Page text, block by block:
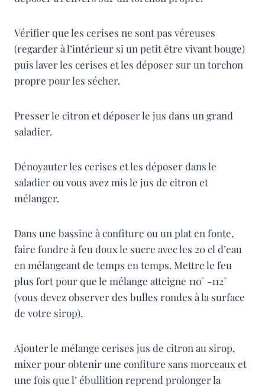
Vérifier que les cerises ne sont pas véreuses
(regarder à l’intérieur si un petit être vivant bouge)
puis laver les cerises et les déposer sur un torchon
propre pour les sécher.
Presser le citron et déposer le jus dans un grand
saladier.
Dénoyauter les cerises et les déposer dans le
saladier ou vous avez mis le jus de citron et
mélanger.
Dans une bassine à confiture ou un plat en fonte,
faire fondre à feu doux le sucre avec les 20 cl d’eau
en mélangeant de temps en temps. Mettre le feu
plus fort pour que le mélange atteigne 110° -112°
(vous devez observer des bulles rondes à la surface
de votre sirop).
Ajouter le mélange cerises jus de citron au sirop,
mixer pour obtenir une confiture sans morceaux et
une fois que l’ ébullition reprend prolonger la